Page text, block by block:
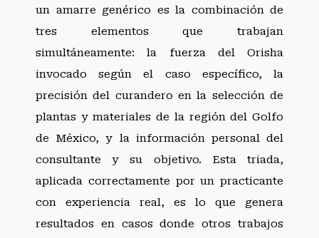
un amarre genérico es la combinación de
tres elementos que trabajan
simultáneamente: la fuerza del Orisha
invocado según el caso específico, la
precisión del curandero en la selección de
plantas y materiales de la región del Golfo
de México, y la información personal del
consultante y su objetivo. Esta triada,
aplicada correctamente por un practicante
con experiencia real, es lo que genera
resultados en casos donde otros trabajos